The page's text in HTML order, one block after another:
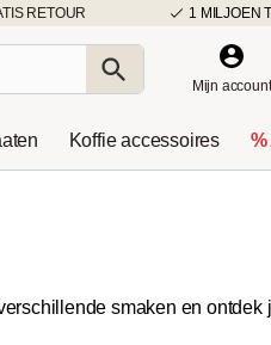
RETOUR 1 MILJOEN
Mijn account
Koffie accessoires
smaken en ontdek